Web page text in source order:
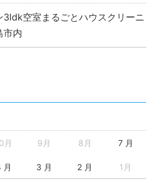
3ldk空室まるごとハウスクリーニ
市内
月 9月 8月 7 月
月 3 月 2 月 1月